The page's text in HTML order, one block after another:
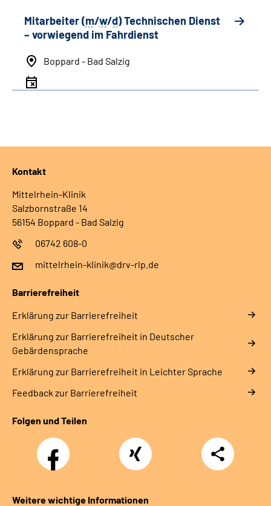
Mitarbeiter (m/w/d) Technischen Dienst
– vorwiegend im Fahrdienst
Boppard - Bad Salzig
Kontakt
Mittelrhein-Klinik
Salzbornstraße 14
56154 Boppard - Bad Salzig
06742 608-0
mittelrhein-klinik@drv-rlp.de
Barrierefreiheit
Erklärung zur Barrierefreiheit
Erklärung zur Barrierefreiheit in Deutscher
Gebärdensprache
Erklärung zur Barrierefreiheit in Leichter Sprache
Feedback zur Barrierefreiheit
Folgen und Teilen
Facebook Xing
Teilen
Weitere wichtige Informationen